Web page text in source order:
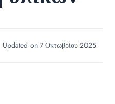
Updated on 7 Οκτωβρίου 2025